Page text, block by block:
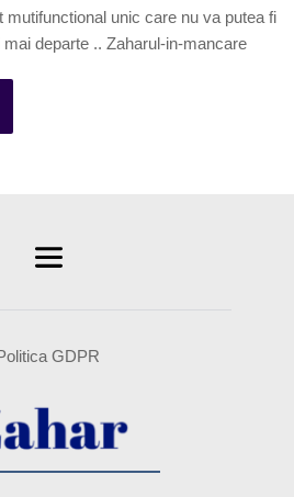
mutifunctional unic care nu va putea fi
departe .. Zaharul-in-mancare
GDPR